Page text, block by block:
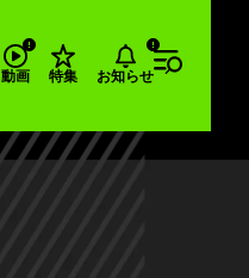
動画 特集 お知らせ